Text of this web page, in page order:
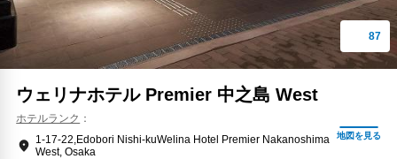
ウェリナホテル Premier 中之島 West
ホテルランク
1-17-22,Edobori Nishi-kuWelina Hotel Premier Nakanoshima
West, Osaka